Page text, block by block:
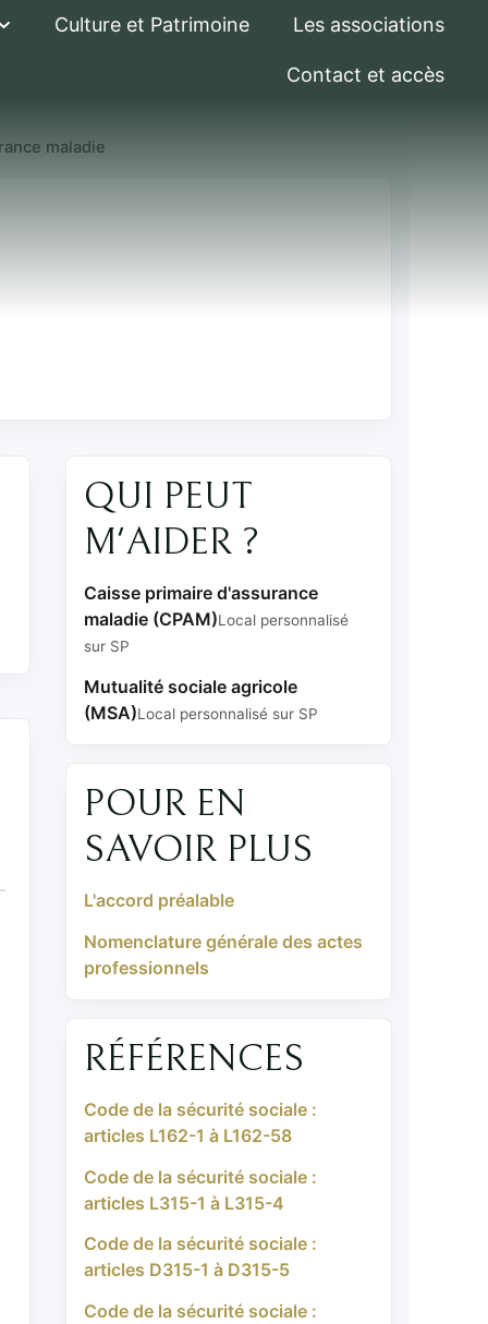
Culture et Patrimoine Les associations
Contact et accès
maladie
QUI PEUT
M'AIDER ?
Caisse primaire d'assurance
maladie (CPAM)Local personnalisé
sur SP
Mutualité sociale agricole
(MSA)Local personnalisé sur SP
POUR EN
SAVOIR PLUS
L'accord préalable
Nomenclature générale des actes
professionnels
RÉFÉRENCES
Code de la sécurité sociale :
articles L162-1 à L162-58
Code de la sécurité sociale :
articles L315-1 à L315-4
Code de la sécurité sociale :
articles D315-1 à D315-5
Code de la sécurité sociale :